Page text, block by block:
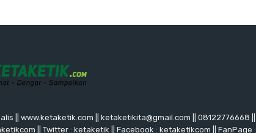
|| www.ketaketik.com || ketaketikita@gmail.com || 08122776668 ||
|| Twitter : ketaketik || Facebook : ketaketikcom || FanPage :